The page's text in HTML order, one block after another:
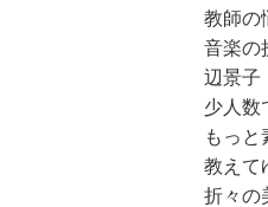
教師
音楽
辺景子
少人
もっ
教え
折々